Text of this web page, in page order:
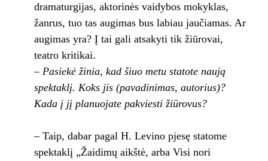
dramaturgijas, aktorinės vaidybos mokyklas,
žanrus, tuo tas augimas bus labiau jaučiamas. Ar
augimas yra? Į tai gali atsakyti tik žiūrovai,
teatro kritikai.
– Pasiekė žinia, kad šiuo metu statote naują
spektaklį. Koks jis (pavadinimas, autorius)?
Kada į jį planuojate pakviesti žiūrovus?
– Taip, dabar pagal H. Levino pjesę statome
spektaklį „Žaidimų aikštė, arba Visi nori